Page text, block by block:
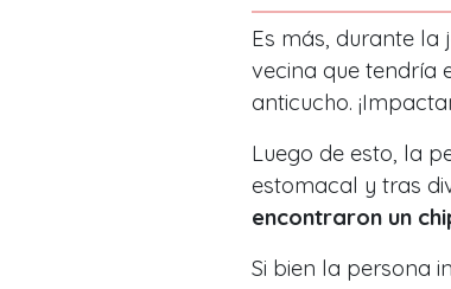
Es más, durante
vecina que tendría
anticucho.
Luego de esto, la
estomacal y tras
encontraron un
Si bien la persona